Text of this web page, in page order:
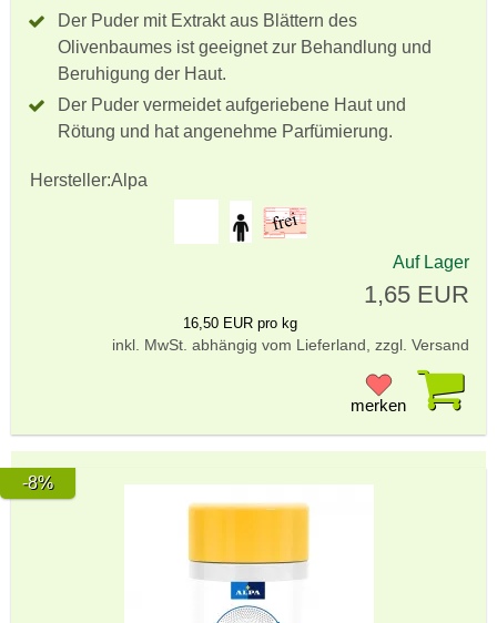
Der Puder mit Extrakt aus Blättern des
Olivenbaumes ist geeignet zur Behandlung und
Beruhigung der Haut.
Der Puder vermeidet aufgeriebene Haut und
Rötung und hat angenehme Parfümierung.
Hersteller:Alpa
Auf Lager
1,65 EUR
16,50 EUR pro kg
inkl. MwSt. abhängig vom Lieferland, zzgl. Versand
merken
-8%